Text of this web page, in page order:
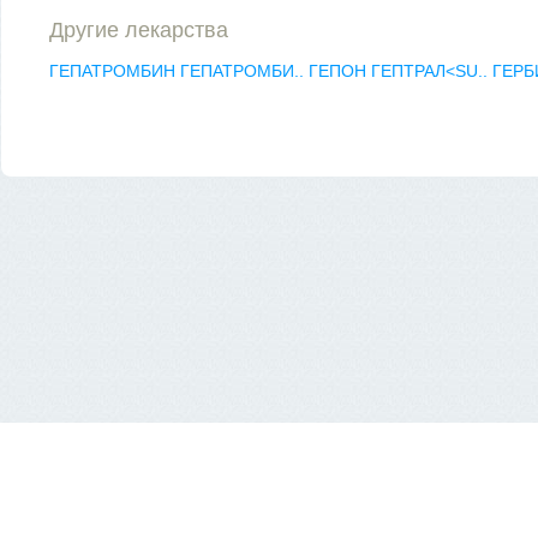
Другие лекарства
ГЕПАТРОМБИН ГЕПАТРОМБИ.. ГЕПОН ГЕПТРАЛ<SU..